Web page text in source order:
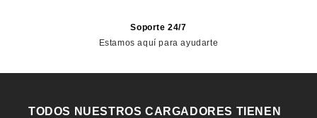
Soporte 24/7
Estamos aquí para ayudarte
TODOS NUESTROS CARGADORES TIENEN